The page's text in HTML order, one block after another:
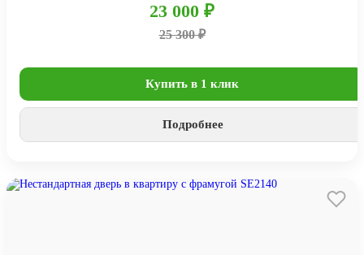
23 000 ₽
25 300 ₽
Купить в 1 клик
Подробнее